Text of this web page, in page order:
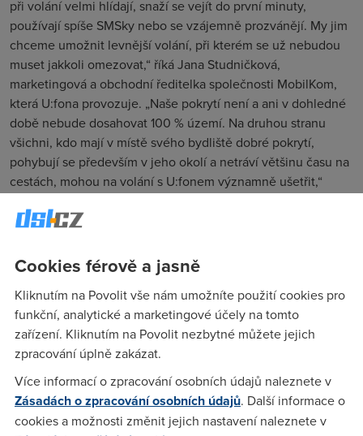
při volání velmi hlídají, snaží se vejít do první minuty,
používají spíše SMSky nebo se vzájemně prozvánějí. My jim
chceme umožnit levnější volání, při kterém se už nebudou
muset jakkoli omezovat,“ říká Jana Studničková,
marketingová a obchodní ředitelka společnosti MobilKom,
která U:fona provozuje. „Naše pokrytí není a ani v dohledné
době nebude dosahovat 100 % území. Na druhou stranu
všichni, kdo mají v místě svého bydliště dobré pokrytí,
pohybují se především v jeho okolí a netráví většinu času na
cestách, mohou na volání s U:fonem významně ušetřit,“
Přehled nabídek 3G mobilního internetu od Ufona najdete
UPC nesmí v reklamě srovnávat své
připojení s nabídkou Telefónicy, rozhodl
soud
Kabelový operátor UPC nesmí používat reklamu, v níž
O2, rozhodl pražský Městský soud. UPC se Telefónice musí
omluvit v médiích. Uvádí to ČTK.
Cookies férově a jasně
Kliknutím na Povolit vše nám umožníte použití cookies pro
funkční, analytické a marketingové účely na tomto
zařízení. Kliknutím na Povolit nezbytné můžete jejich
zpracování úplně zakázat.
Více informací o zpracování osobních údajů naleznete v
Zásadách o zpracování osobních údajů. Další informace o
cookies a možnosti změnit jejich nastavení naleznete v